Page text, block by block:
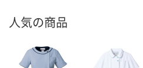
人気の商品